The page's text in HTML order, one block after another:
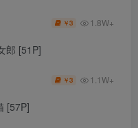
￥3 1.8W+
郎 [51P]
￥3 1.1W+
[57P]